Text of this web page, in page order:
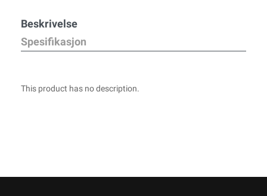
Beskrivelse
Spesifikasjon
This product has no description.